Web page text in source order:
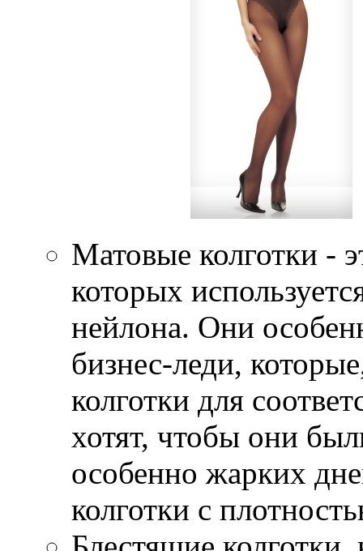
Матовые колготки -
которых
нейлона. Они
бизнес-леди,
колготки для
хотят, чтобы они
особенно жарких
колготки с